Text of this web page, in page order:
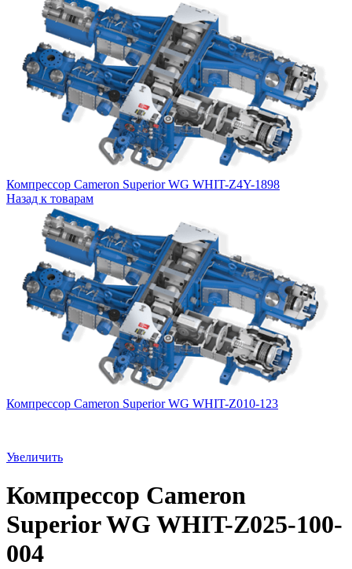
Компрессор Cameron Superior WG WHIT-Z4Y-1898
Назад к товарам
Компрессор Cameron Superior WG WHIT-Z010-123
Увеличить
Компрессор Cameron
Superior WG WHIT-Z025-100-
004